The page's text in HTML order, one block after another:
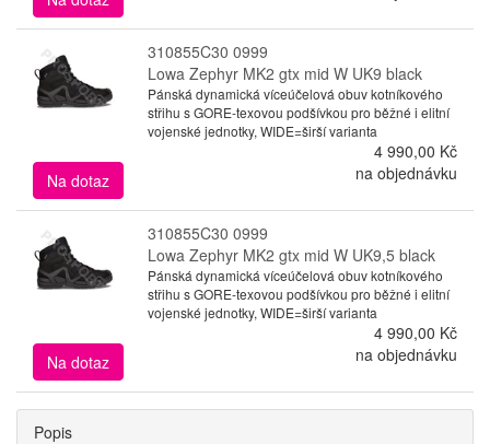
310855C30 0999
Lowa Zephyr MK2 gtx mid W UK9 black
Pánská dynamická víceúčelová obuv kotníkového
střihu s GORE-texovou podšívkou pro běžné i elitní
vojenské jednotky, WIDE=širší varianta
4 990,00 Kč
Na dotaz
na objednávku
310855C30 0999
Lowa Zephyr MK2 gtx mid W UK9,5 black
Pánská dynamická víceúčelová obuv kotníkového
střihu s GORE-texovou podšívkou pro běžné i elitní
vojenské jednotky, WIDE=širší varianta
4 990,00 Kč
Na dotaz
na objednávku
Popis